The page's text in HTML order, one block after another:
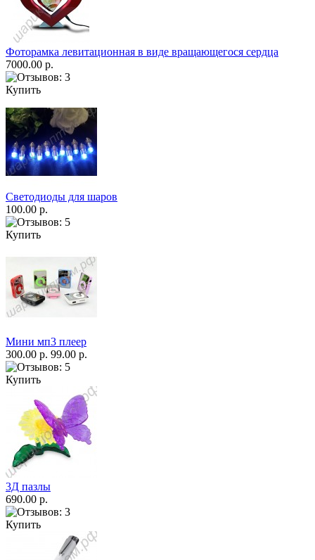
Фоторамка левитационная в виде вращающегося сердца
7000.00 р.
Купить
Светодиоды для шаров
100.00 р.
Купить
Мини мп3 плеер
300.00 р. 99.00 р.
Купить
3Д пазлы
690.00 р.
Купить